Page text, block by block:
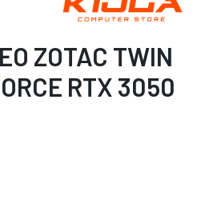
ZOTAC TWIN
RTX 3050